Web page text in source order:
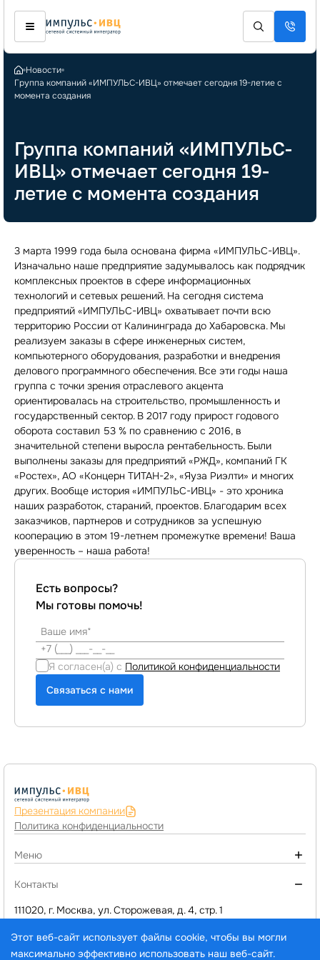
Новости
Группа компаний «ИМПУЛЬС-ИВЦ» отмечает сегодня 19-летие с
момента создания
Группа компаний «ИМПУЛЬС-
ИВЦ» отмечает сегодня 19-
летие с момента создания
3 марта 1999 года была основана фирма «ИМПУЛЬС-ИВЦ».
Изначально наше предприятие задумывалось как подрядчик
комплексных проектов в сфере информационных
технологий и сетевых решений. На сегодня система
предприятий «ИМПУЛЬС-ИВЦ» охватывает почти всю
территорию России от Калининграда до Хабаровска. Мы
реализуем заказы в сфере инженерных систем,
компьютерного оборудования, разработки и внедрения
делового программного обеспечения. Все эти годы наша
группа с точки зрения отраслевого акцента
ориентировалась на строительство, промышленность и
государственный сектор. В 2017 году прирост годового
оборота составил 53 % по сравнению с 2016, в
значительной степени выросла рентабельность. Были
выполнены заказы для предприятий «РЖД», компаний ГК
«Ростех», АО «Концерн ТИТАН-2», «Яуза Риэлти» и многих
других. Вообще история «ИМПУЛЬС-ИВЦ» - это хроника
наших разработок, стараний, проектов. Благодарим всех
заказчиков, партнеров и сотрудников за успешную
кооперацию в этом 19-летнем промежутке времени! Ваша
уверенность – наша работа!
Есть вопросы?
Мы готовы помочь!
Я согласен(а) с Политикой конфиденциальности
Связаться с нами
Презентация компании
Политика конфиденциальности
Меню
О компании
Программы 1C и сервисы
Контакты
111020, г. Москва, ул. Сторожевая, д. 4, стр. 1
d1@impuls-ivc.ru
Этот веб-сайт использует файлы cookie, чтобы вы могли
максимально эффективно использовать наш веб-сайт.